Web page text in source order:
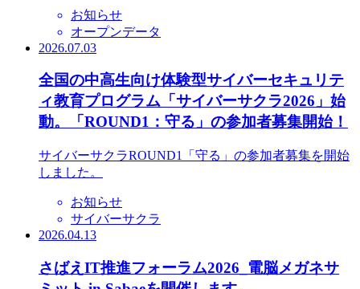
お知らせ
オープンデータ
2026.07.03
全国の中高生向け体験型サイバーセキュリテ
ィ教育プログラム「サイバーサクラ2026」始
動。「ROUND1：守る」の参加者募集開始！
サイバーサクラROUND1「守る」の参加者募集を開始
しました。
お知らせ
サイバーサクラ
2026.04.13
さばえIT推進フォーラム2026_電脳メガネサ